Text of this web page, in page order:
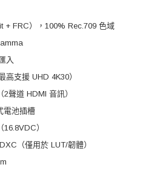
+ FRC），100% Rec.709 色域
入
高支援 UHD 4K30）
聲道 HDMI 音訊）
電池插槽
）
（僅用於 LUT/韌體）